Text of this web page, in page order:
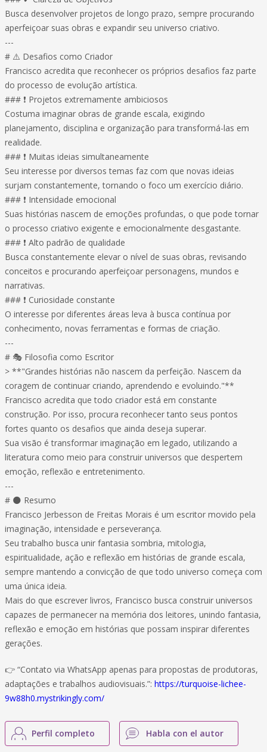
Busca desenvolver projetos de longo prazo, sempre procurando
aperfeiçoar suas obras e expandir seu universo criativo.
---
# ⚠️ Desafios como Criador
Francisco acredita que reconhecer os próprios desafios faz parte
do processo de evolução artística.
### ❗ Projetos extremamente ambiciosos
Costuma imaginar obras de grande escala, exigindo
planejamento, disciplina e organização para transformá-las em
realidade.
### ❗ Muitas ideias simultaneamente
Seu interesse por diversos temas faz com que novas ideias
surjam constantemente, tornando o foco um exercício diário.
### ❗ Intensidade emocional
Suas histórias nascem de emoções profundas, o que pode tornar
o processo criativo exigente e emocionalmente desgastante.
### ❗ Alto padrão de qualidade
Busca constantemente elevar o nível de suas obras, revisando
conceitos e procurando aperfeiçoar personagens, mundos e
narrativas.
### ❗ Curiosidade constante
O interesse por diferentes áreas leva à busca contínua por
conhecimento, novas ferramentas e formas de criação.
---
# 🎭 Filosofia como Escritor
> **"Grandes histórias não nascem da perfeição. Nascem da
coragem de continuar criando, aprendendo e evoluindo."**
Francisco acredita que todo criador está em constante
construção. Por isso, procura reconhecer tanto seus pontos
fortes quanto os desafios que ainda deseja superar.
Sua visão é transformar imaginação em legado, utilizando a
literatura como meio para construir universos que despertem
emoção, reflexão e entretenimento.
---
# 🌑 Resumo
Francisco Jerbesson de Freitas Morais é um escritor movido pela
imaginação, intensidade e perseverança.
Seu trabalho busca unir fantasia sombria, mitologia,
espiritualidade, ação e reflexão em histórias de grande escala,
sempre mantendo a convicção de que todo universo começa com
uma única ideia.
Mais do que escrever livros, Francisco busca construir universos
capazes de permanecer na memória dos leitores, unindo fantasia,
reflexão e emoção em histórias que possam inspirar diferentes
gerações.
👉 “Contato via WhatsApp apenas para propostas de produtoras,
adaptações e trabalhos audiovisuais.”: https://turquoise-lichee-
9w88h0.mystrikingly.com/
Perfil completo Habla con el autor